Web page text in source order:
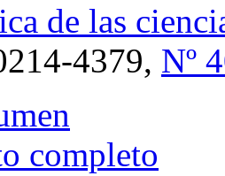
de las
4379, Nº
completo